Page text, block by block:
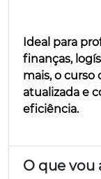
Ideal para
finanças,
mais, o curso
atualizada e
eficiência.
O que vou